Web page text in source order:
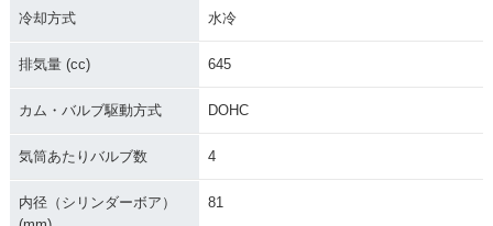
2012年 V-Strom 65
2011年 V-Strom 65
冷却方式 水冷
排気量 (cc) 645
カム・バルブ駆動方式 DOHC
気筒あたりバルブ数 4
内径（シリンダーボア）
81